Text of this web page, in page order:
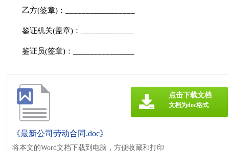
乙方(签章)：_________________
鉴证机关(盖章)：_____________
鉴证员(签章)：_______________
《最新公司劳动合同.doc》
将本文的Word文档下载到电脑，方便收藏和打印
点击下载文档
文档为doc格式